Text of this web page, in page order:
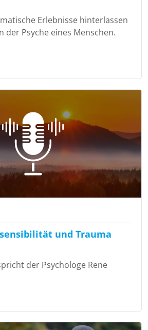
Erlebnisse hinterlassen
der Psyche eines Menschen.
und Trauma
der Psychologe Rene